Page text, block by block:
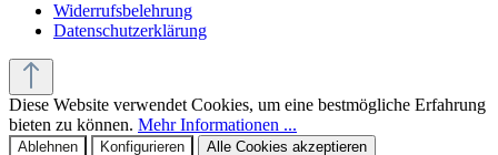
Widerrufsbelehrung
Datenschutzerklärung
Diese Website verwendet Cookies, um eine bestmögliche Erfahrung
bieten zu können. Mehr Informationen ...
Ablehnen Konfigurieren Alle Cookies akzeptieren